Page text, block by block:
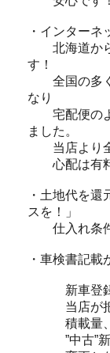
・インターネ
北海道から
す！
全国の多く
なり
宅配便のよ
ました。
当店より全
心配は有料
・土地代を
スを！」
仕入れ条件
・車検書記載
新車登録後
当店が把握
積載量、車
”中古”新規